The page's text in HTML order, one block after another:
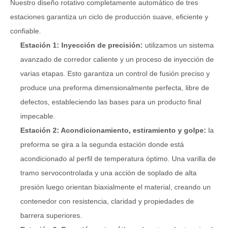
Nuestro diseño rotativo completamente automático de tres
estaciones garantiza un ciclo de producción suave, eficiente y
confiable.
Estación 1: Inyección de precisión: utilizamos un sistema
avanzado de corredor caliente y un proceso de inyección de
varias etapas. Esto garantiza un control de fusión preciso y
produce una preforma dimensionalmente perfecta, libre de
defectos, estableciendo las bases para un producto final
impecable.
Estación 2: Acondicionamiento, estiramiento y golpe: la
preforma se gira a la segunda estación donde está
acondicionado al perfil de temperatura óptimo. Una varilla de
tramo servocontrolada y una acción de soplado de alta
presión luego orientan biaxialmente el material, creando un
contenedor con resistencia, claridad y propiedades de
barrera superiores.